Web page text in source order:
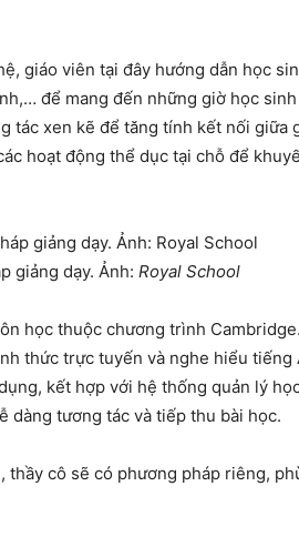
giáo viên tại đây hướng dẫn học
để mang đến những giờ học
tác xen kẽ để tăng tính kết nối giữa
hoạt động thể dục tại chỗ để
giảng dạy. Ảnh: Royal School
học thuộc chương trình
thức trực tuyến và nghe hiểu tiếng
kết hợp với hệ thống quản lý
dàng tương tác và tiếp thu bài học.
cô sẽ có phương pháp riêng,